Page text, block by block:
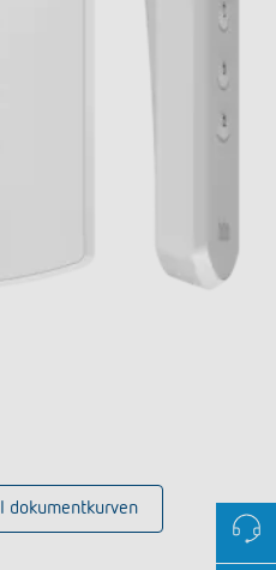
I dokumentkurven